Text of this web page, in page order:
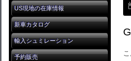
US現地の在庫情報
新車カタログ
輸入シュミレーション
予約販売